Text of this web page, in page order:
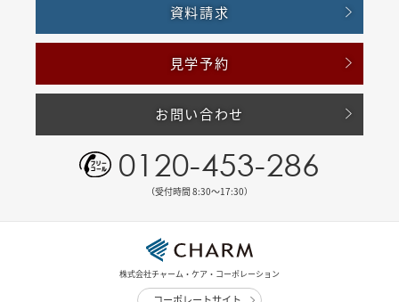
資料請求
見学予約
お問い合わせ
0120-453-286
（受付時間 8:30〜17:30）
株式会社チャーム・ケア・コーポレーション